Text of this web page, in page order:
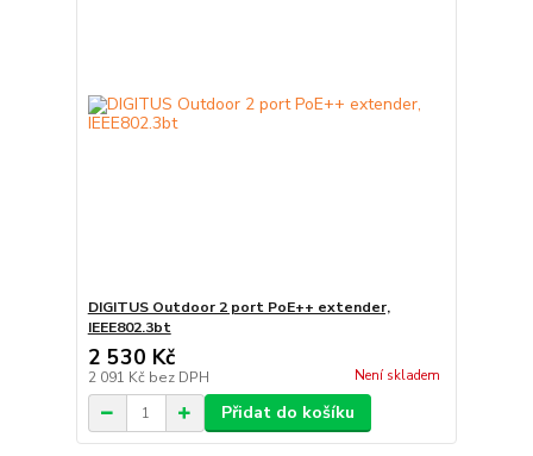
DIGITUS Outdoor 2 port PoE++ extender,
IEEE802.3bt
2 530 Kč
2 091 Kč bez DPH Není skladem
Přidat do košíku